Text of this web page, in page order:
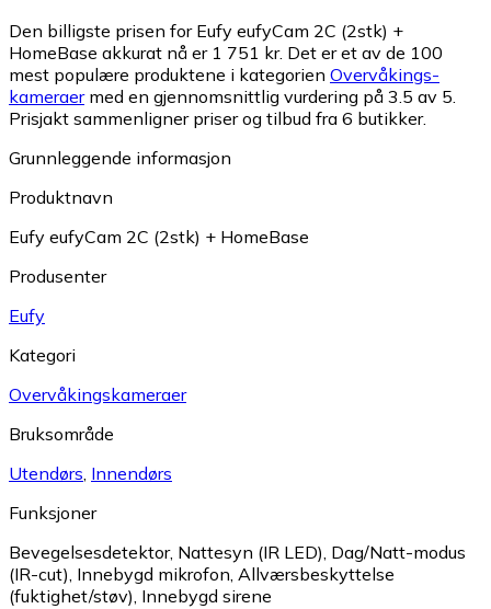
Den billigste prisen for Eufy eufyCam 2C (2stk) +
HomeBase akkurat nå er 1 751 kr. Det er et av de 100
mest populære produktene i kategorien Overvåkings­
kameraermed en gjennomsnittlig vurdering på 3.5 av 5.
Prisjakt sammenligner priser og tilbud fra 6 butikker.
Grunnleggende informasjon
Produktnavn
Eufy eufyCam 2C (2stk) + HomeBase
Produsenter
Eufy
Kategori
Overvåkings­kameraer
Bruksområde
Utendørs, Innendørs
Funksjoner
Bevegelsesdetektor, Nattesyn (IR LED), Dag/Natt-modus
(IR-cut), Innebygd mikrofon, Allværsbeskyttelse
(fuktighet/støv), Innebygd sirene